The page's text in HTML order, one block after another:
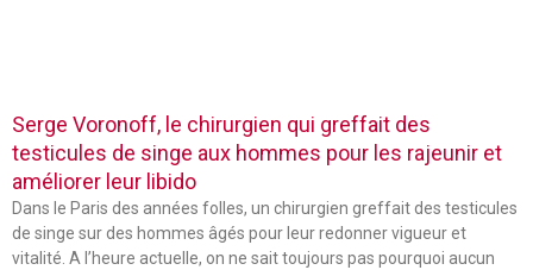
Serge Voronoff, le chirurgien qui greffait des
testicules de singe aux hommes pour les rajeunir et
améliorer leur libido
Dans le Paris des années folles, un chirurgien greffait des testicules
de singe sur des hommes âgés pour leur redonner vigueur et
vitalité. A l’heure actuelle, on ne sait toujours pas pourquoi aucun